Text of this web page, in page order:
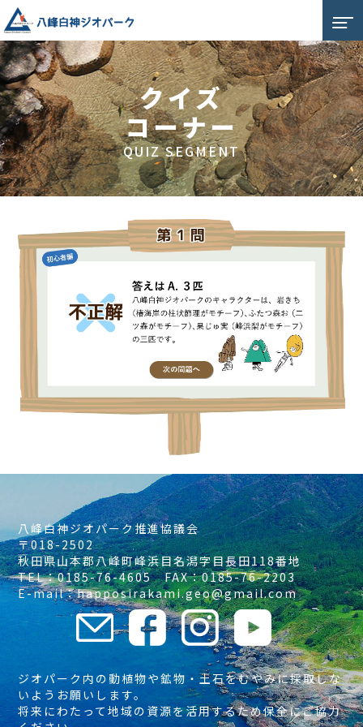
クイズ
コーナー
QUIZ SEGMENT
八峰白神ジオパーク推進協議会
〒018-2502
秋田県山本郡八峰町峰浜目名潟字目長田118番地
TEL：0185-76-4605 FAX：0185-76-2203
E-mail：happosirakami.geo@gmail.com
ジオパーク内の動植物や鉱物・土石をむやみに採取しな
いようお願いします。
将来にわたって地域の資源を活用するため保全にご協力